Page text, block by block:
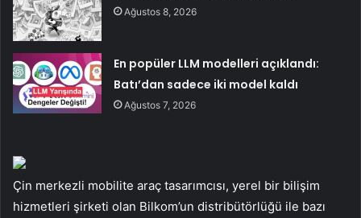
Ağustos 8, 2026
En popüler LLM modelleri açıklandı:
Batı’dan sadece iki model kaldı
Ağustos 7, 2026
Çin merkezli mobilite araç tasarımcısı, yerel bir bilişim
hizmetleri şirketi olan Bilkom’un distribütörlüğü ile bazı